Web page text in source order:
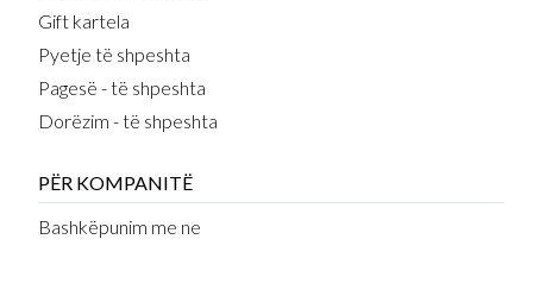
Gift kartela
Pyetje të shpeshta
Pagesë - të shpeshta
Dorëzim - të shpeshta
PËR KOMPANITË
Bashkëpunim me ne